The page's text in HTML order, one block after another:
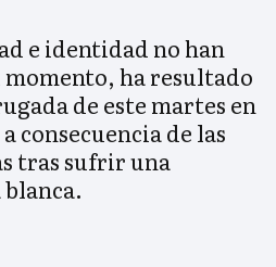
e identidad no han
ha resultado
de este martes en
consecuencia de las
tras sufrir una